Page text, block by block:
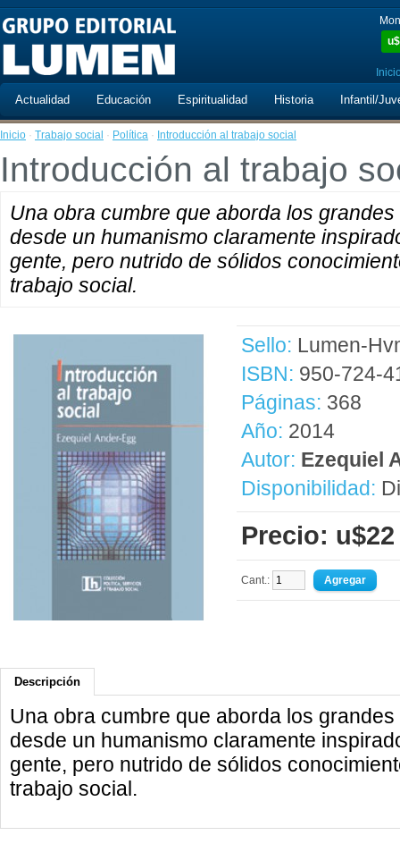
u$
Actualidad Educación Espiritualidad Historia Infantil/
Inicio · Trabajo social · Política · Introducción al trabajo social
Introducción al trabajo
Una obra cumbre que aborda los
desde un humanismo claramente
gente, pero nutrido de sólidos
trabajo social.
Sello: Lumen-
ISBN: 950-724-
Páginas: 368
Año: 2014
Autor: Ezequiel
Disponibilidad:
Precio: u$22
Cant.:
Descripción
Una obra cumbre que aborda los
desde un humanismo claramente
gente, pero nutrido de sólidos
trabajo social.